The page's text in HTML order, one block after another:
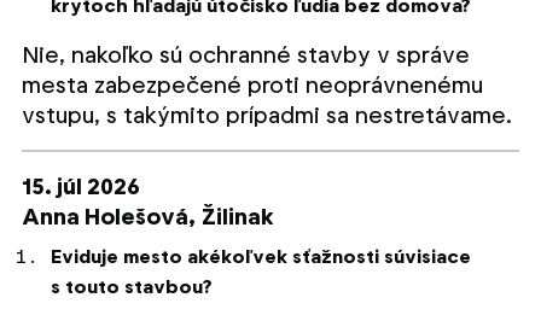
krytoch hľadajú útočisko ľudia bez domova?
Nie, nakoľko sú ochranné stavby v správe
mesta zabezpečené proti neoprávnenému
vstupu, s takýmito prípadmi sa nestretávame.
15. júl 2026
Anna Holešová, Žilinak
Eviduje mesto akékoľvek sťažnosti súvisiace
s touto stavbou?